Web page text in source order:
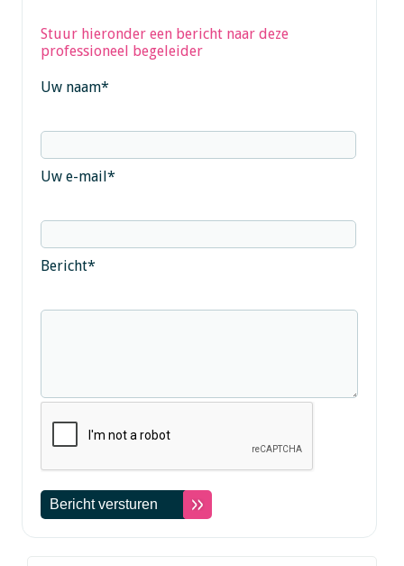
Stuur hieronder een bericht naar deze
professioneel begeleider
Uw naam*
Uw e-mail*
Bericht*